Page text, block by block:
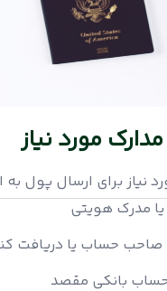
مدارک مورد نیاز
نیاز برای ارسال پول به
مدرک هویتی
صاحب حساب یا دریافت
حساب بانکی مقصد